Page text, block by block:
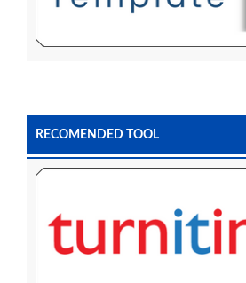
RECOMENDED TOOL